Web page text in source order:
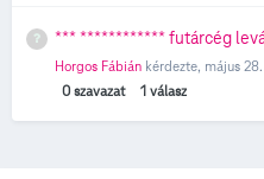
*** ************ futárcég
Horgos Fábián kérdezte, május 28.
0 szavazat 1 válasz